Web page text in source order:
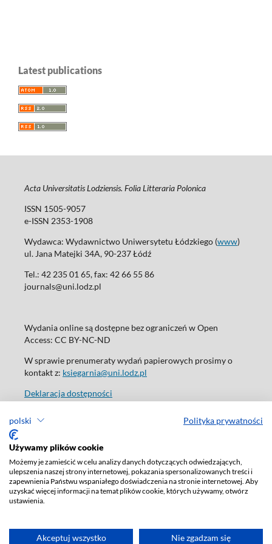
polski Polityka prywatności
Używamy plików cookie
Możemy je zamieścić w celu analizy danych dotyczących odwiedzających,
ulepszenia naszej strony internetowej, pokazania spersonalizowanych treści i
zapewnienia Państwu wspaniałego doświadczenia na stronie internetowej. Aby
uzyskać więcej informacji na temat plików cookie, których używamy, otwórz
ustawienia.
Akceptuj wszystko Nie zgadzam się
Latest publications
Acta Universitatis Lodziensis. Folia Litteraria Polonica
ISSN 1505-9057
e-ISSN 2353-1908
Wydawca: Wydawnictwo Uniwersytetu Łódzkiego (www)
ul. Jana Matejki 34A, 90-237 Łódź
Tel.: 42 235 01 65, fax: 42 66 55 86
journals@uni.lodz.pl
Wydania online są dostępne bez ograniczeń w Open
Access: CC BY-NC-ND
W sprawie prenumeraty wydań papierowych prosimy o
kontakt z: ksiegarnia@uni.lodz.pl
Deklaracja dostępności